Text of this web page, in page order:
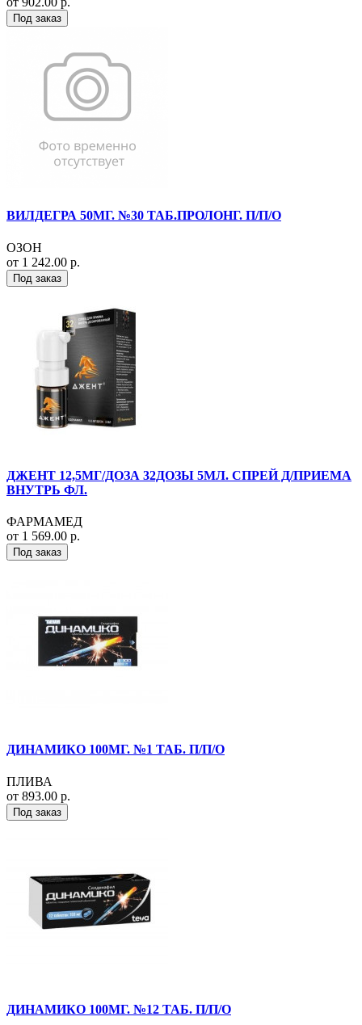
Под заказ
ВИЛДЕГРА 50МГ. №30 ТАБ.ПРОЛОНГ. П/П/О
ОЗОН
от 1 242.00 р.
Под заказ
ДЖЕНТ 12,5МГ/ДОЗА 32ДОЗЫ 5МЛ. СПРЕЙ Д/ПРИЕМА
ВНУТРЬ ФЛ.
ФАРМАМЕД
от 1 569.00 р.
Под заказ
ДИНАМИКО 100МГ. №1 ТАБ. П/П/О
ПЛИВА
от 893.00 р.
Под заказ
ДИНАМИКО 100МГ. №12 ТАБ. П/П/О